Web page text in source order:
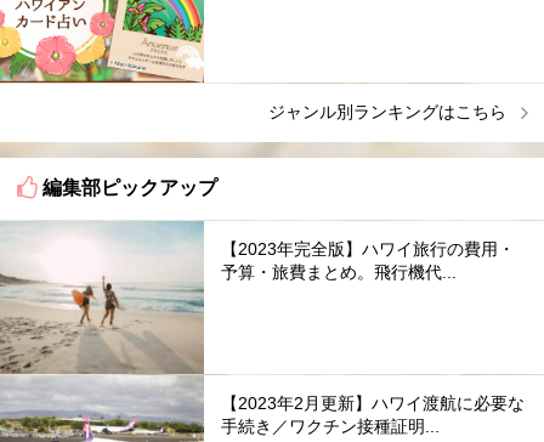
ジャンル別ランキングはこちら
編集部ピックアップ
【2023年完全版】ハワイ旅行の費用・
予算・旅費まとめ。飛行機代...
【2023年2月更新】ハワイ渡航に必要な
手続き／ワクチン接種証明...